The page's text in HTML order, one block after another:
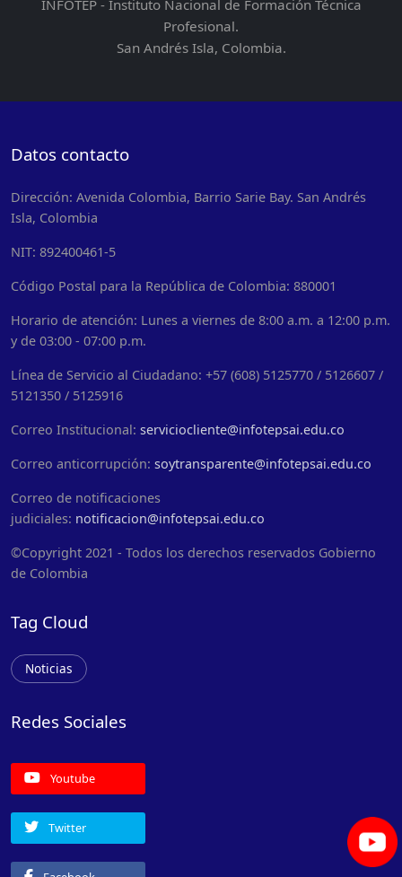
INFOTEP - Instituto Nacional de Formación Técnica
Profesional.
San Andrés Isla, Colombia.
Datos contacto
Dirección: Avenida Colombia, Barrio Sarie Bay. San Andrés
Isla, Colombia
NIT: 892400461-5
Código Postal para la República de Colombia: 880001
Horario de atención: Lunes a viernes de 8:00 a.m. a 12:00 p.m.
y de 03:00 - 07:00 p.m.
Línea de Servicio al Ciudadano: +57 (608) 5125770 / 5126607 /
5121350 / 5125916
Correo Institucional: serviciocliente@infotepsai.edu.co
Correo anticorrupción: soytransparente@infotepsai.edu.co
Correo de notificaciones
judiciales: notificacion@infotepsai.edu.co
©Copyright 2021 - Todos los derechos reservados Gobierno
de Colombia
Tag Cloud
Noticias
Redes Sociales
Youtube
Twitter